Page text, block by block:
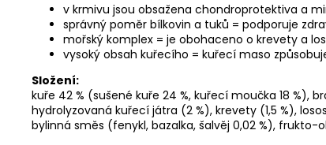
v krmivu jsou obsažena chondroprotektiva a
správný poměr bílkovin a tuků = podporuje
mořský komplex = je obohaceno o krevety a
vysoký obsah kuřecího = kuřecí maso
Složení:
kuře 42 % (sušené kuře 24 %, kuřecí moučka 18 %),
hydrolyzovaná kuřecí játra (2 %), krevety (1,5 %),
bylinná směs (fenykl, bazalka, šalvěj 0,02 %),